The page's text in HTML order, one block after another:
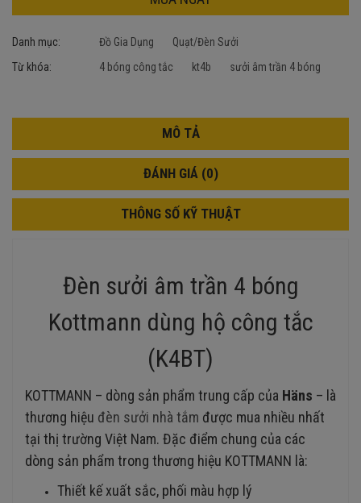
Danh mục: Đồ Gia Dụng
Quạt/Đèn Sưởi
Từ khóa:
4 bóng công tắc kt4b sưởi âm trần 4 bóng
MÔ TẢ
ĐÁNH GIÁ (0)
THÔNG SỐ KỸ THUẬT
Đèn sưởi âm trần 4 bóng
Kottmann dùng hộ công tắc
(K4BT)
KOTTMANN – dòng sản phẩm trung cấp của Häns – là
thương hiệu đèn sưởi nhà tắm được mua nhiều nhất
tại thị trường Việt Nam. Đặc điểm chung của các
dòng sản phẩm trong thương hiệu KOTTMANN là:
Thiết kế xuất sắc, phối màu hợp lý